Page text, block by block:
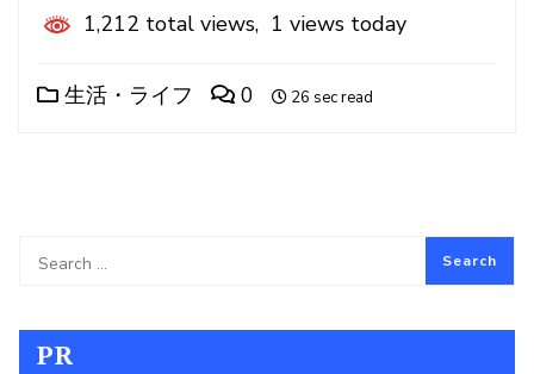
1,212 total views, 1 views today
生活・ライフ 0 26 sec read
PR